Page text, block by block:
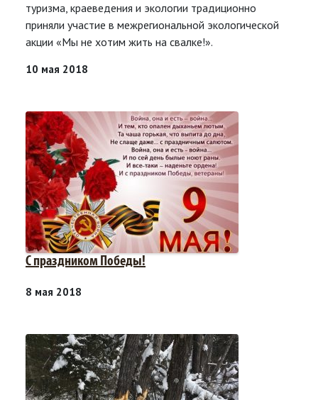
туризма, краеведения и экологии традиционно
приняли участие в межрегиональной экологической
акции «Мы не хотим жить на свалке!».
10 мая 2018
С праздником Победы!
8 мая 2018